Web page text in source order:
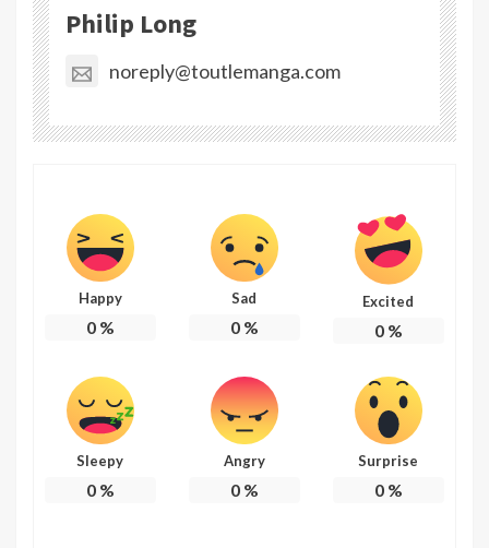
Philip Long
noreply@toutlemanga.com
Happy
0%
Sad
0%
Excited
0%
Sleepy
0%
Angry
0%
Surprise
0%